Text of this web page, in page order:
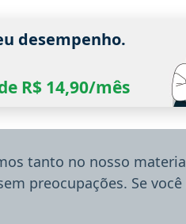
desempenho.
R$ 14,90/mês
tanto no nosso
preocupações. Se